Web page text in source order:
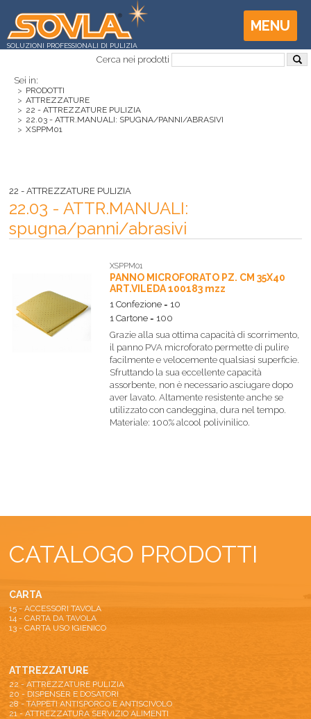
SOLUZIONI PROFESSIONALI DI PULIZIA
MENU
Cerca nei prodotti
Sei in:
> PRODOTTI
> ATTREZZATURE
> 22 - ATTREZZATURE PULIZIA
> 22.03 - ATTR.MANUALI: SPUGNA/PANNI/ABRASIVI
> XSPPM01
22 - ATTREZZATURE PULIZIA
22.03 - ATTR.MANUALI:
spugna/panni/abrasivi
XSPPM01
PANNO MICROFORATO PZ. CM 35X40
ART.VILEDA 100183 mzz
1 Confezione = 10
1 Cartone = 100
Grazie alla sua ottima capacità di scorrimento,
il panno PVA microforato permette di pulire
facilmente e velocemente qualsiasi superficie.
Sfruttando la sua eccellente capacità
assorbente, non è necessario asciugare dopo
aver lavato. Altamente resistente anche se
utilizzato con candeggina, dura nel tempo.
Materiale: 100% alcool polivinilico.
CATALOGO PRODOTTI
CARTA
15 - ACCESSORI TAVOLA
14 - CARTA DA TAVOLA
13 - CARTA USO IGIENICO
ATTREZZATURE
22 - ATTREZZATURE PULIZIA
20 - DISPENSER E DOSATORI
28 - TAPPETI ANTISPORCO E ANTISCIVOLO
21 - ATTREZZATURA SERVIZIO ALIMENTI